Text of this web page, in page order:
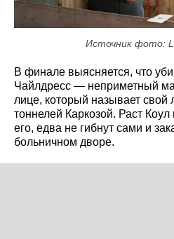
Источник фото:
В финале выясняется, что
Чайлдресс — неприметный
лице, который называет свой
тоннелей Каркозой. Раст
его, едва не гибнут сами и
больничном дворе.